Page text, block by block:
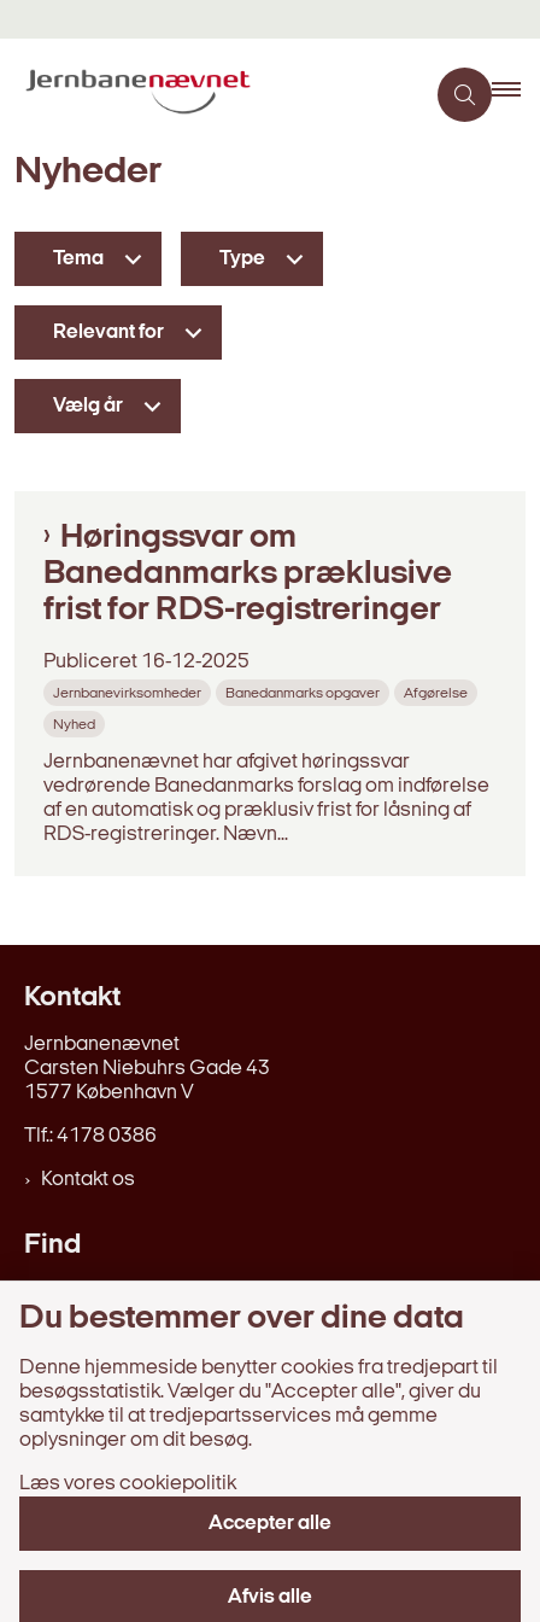
Nyheder
Tema Type
Relevant for
Vælg år
Høringssvar om
Banedanmarks præklusive
frist for RDS-registreringer
Publiceret 16-12-2025
Jernbanevirksomheder Banedanmarks opgaver Afgørelse
Nyhed
Jernbanenævnet har afgivet høringssvar
vedrørende Banedanmarks forslag om indførelse
af en automatisk og præklusiv frist for låsning af
RDS-registreringer. Nævn...
Kontakt
Jernbanenævnet
Carsten Niebuhrs Gade 43
1577 København V
Tlf.: 4178 0386
Kontakt os
Find
Afgørelser, beretninger, m.v.
Webtilgængelighedserklæring
Information
Behandling af persondata
Tilgængelighedserklæring
Du bestemmer over dine data
Denne hjemmeside benytter cookies fra tredjepart til
besøgsstatistik. Vælger du "Accepter alle", giver du
samtykke til at tredjepartsservices må gemme
oplysninger om dit besøg.
Læs vores cookiepolitik
Accepter alle
Afvis alle